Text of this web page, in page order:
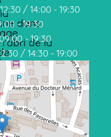
dans
de la
ambiante
25°C).
portée
Ne pas
la date
la boîte.
/ 14:00 - 19:30
- 19:30
- 19:30
/ 14:30 - 19:00